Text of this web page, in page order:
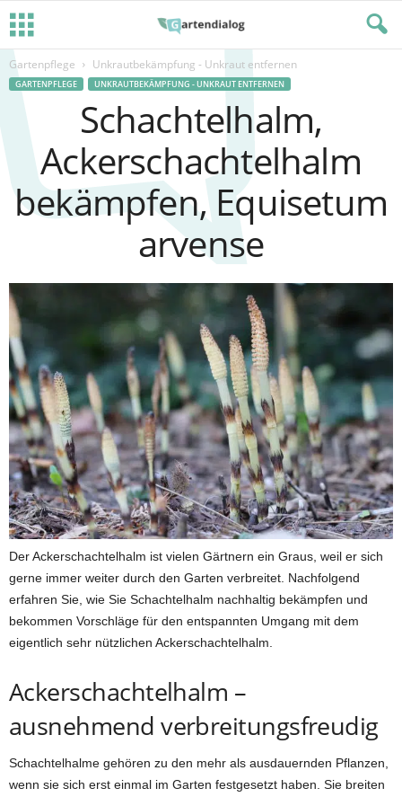
Gartenpflege Unkrautbekämpfung - Unkraut entfernen
GARTENPFLEGE UNKRAUTBEKÄMPFUNG - UNKRAUT ENTFERNEN
Schachtelhalm,
Ackerschachtelhalm
bekämpfen, Equisetum
arvense
Der Ackerschachtelhalm ist vielen Gärtnern ein Graus, weil er sich
gerne immer weiter durch den Garten verbreitet. Nachfolgend
erfahren Sie, wie Sie Schachtelhalm nachhaltig bekämpfen und
bekommen Vorschläge für den entspannten Umgang mit dem
eigentlich sehr nützlichen Ackerschachtelhalm.
Ackerschachtelhalm –
ausnehmend verbreitungsfreudig
Schachtelhalme gehören zu den mehr als ausdauernden Pflanzen,
wenn sie sich erst einmal im Garten festgesetzt haben. Sie breiten